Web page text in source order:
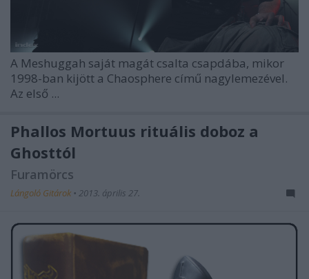
A Meshuggah saját magát csalta csapdába, mikor
1998-ban kijött a Chaosphere című nagylemezével.
Az első ...
Phallos Mortuus rituális doboz a
Ghosttól
Furamörcs
Lángoló Gitárok • 2013. április 27.